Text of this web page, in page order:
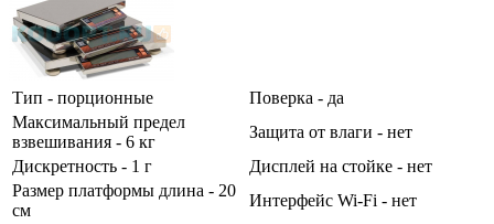
Тип - порционные
Поверка - да
Максимальный предел
взвешивания - 6 кг
Защита от влаги - нет
Дискретность - 1 г
Дисплей на стойке - нет
Размер платформы длина - 20
см
Интерфейс Wi-Fi - нет